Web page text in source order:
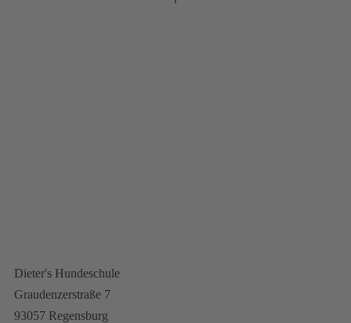
Dieter's Hundeschule
Graudenzerstraße 7
93057 Regensburg